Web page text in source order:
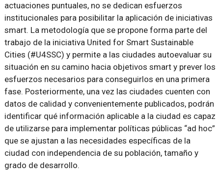
actuaciones puntuales, no se dedican esfuerzos
institucionales para posibilitar la aplicación de iniciativas
smart. La metodología que se propone forma parte del
trabajo de la iniciativa United for Smart Sustainable
Cities (#U4SSC) y permite a las ciudades autoevaluar su
situación en su camino hacia objetivos smart y prever los
esfuerzos necesarios para conseguirlos en una primera
fase. Posteriormente, una vez las ciudades cuenten con
datos de calidad y convenientemente publicados, podrán
identificar qué información aplicable a la ciudad es capaz
de utilizarse para implementar políticas públicas “ad hoc”
que se ajustan a las necesidades específicas de la
ciudad con independencia de su población, tamaño y
grado de desarrollo.